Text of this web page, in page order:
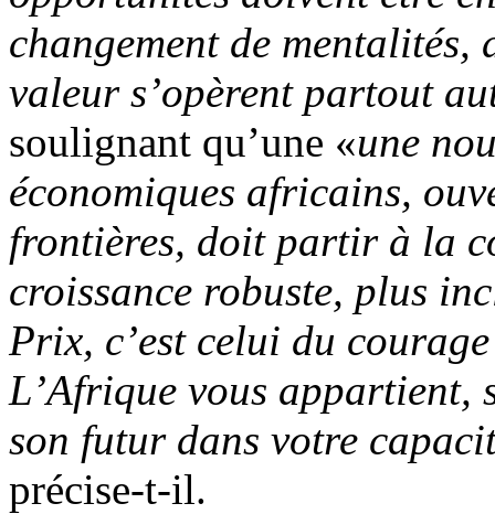
changement de mentalités,
valeur s’opèrent partout
soulignant qu’une «une
économiques africains,
frontières, doit partir à la
croissance robuste, plus
Prix, c’est celui du
L’Afrique vous appartient,
son futur dans votre
précise-t-il.